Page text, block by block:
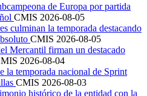
de Europa por partida
CMIS 2026-08-05
culminan la temporada destacando
CMIS 2026-08-05
Mercantil firman un destacado
2026-08-04
la temporada nacional de Sprint
CMIS 2026-08-03
histórico de la entidad con la